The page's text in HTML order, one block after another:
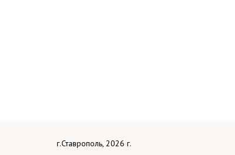
г.Ставрополь, 2026 г.